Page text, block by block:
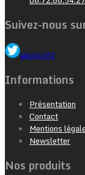
Suivez-nous
@bcms92
Informations
Présentation
Contact
Mentions
Newsletter
Nos produits